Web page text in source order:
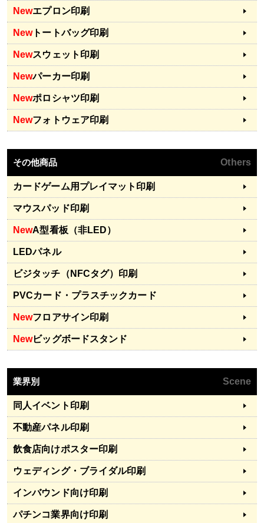
Newエプロン印刷
Newトートバッグ印刷
Newスウェット印刷
Newパーカー印刷
Newポロシャツ印刷
Newフォトウェア印刷
その他商品 Others
カードゲーム用プレイマット印刷
マウスパッド印刷
NewA型看板（非LED）
LEDパネル
ビジタッチ（NFCタグ）印刷
PVCカード・プラスチックカード
Newフロアサイン印刷
Newビッグボードスタンド
業界別 Scene
同人イベント印刷
不動産パネル印刷
飲食店向けポスター印刷
ウェディング・ブライダル印刷
インバウンド向け印刷
パチンコ業界向け印刷